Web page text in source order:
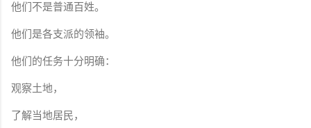
他们不是普通百姓。
他们是各支派的领袖。
他们的任务十分明确：
观察土地，
了解当地居民，